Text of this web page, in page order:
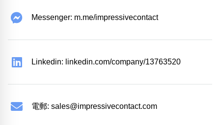
Messenger: m.me/impressivecontact
Linkedin: linkedin.com/company/13763520
電郵: sales@impressivecontact.com